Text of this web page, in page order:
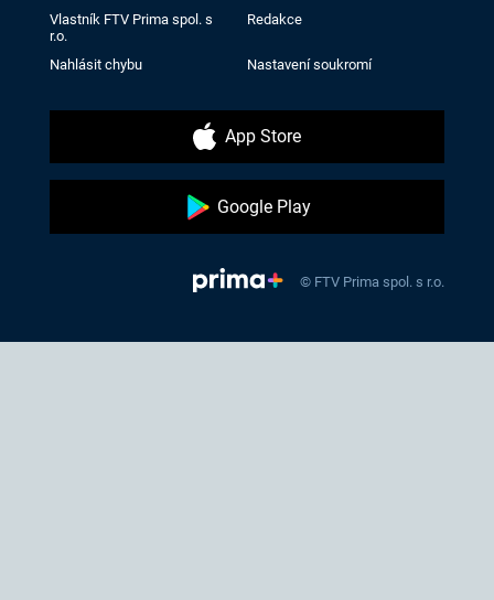
Vlastník FTV Prima spol. s
r.o.
Redakce
Nahlásit chybu Nastavení soukromí
App Store
Google Play
© FTV Prima spol. s r.o.